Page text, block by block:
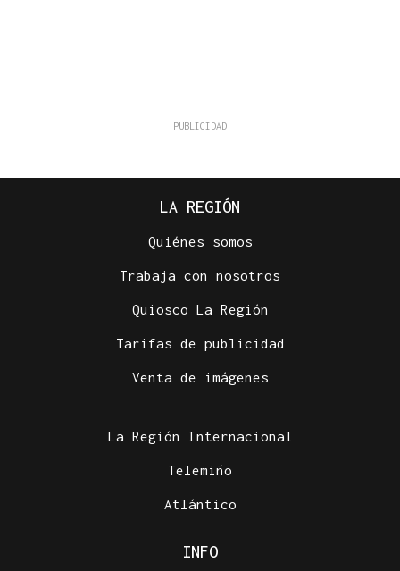
LA REGIÓN
Quiénes somos
Trabaja con nosotros
Quiosco La Región
Tarifas de publicidad
Venta de imágenes
La Región Internacional
Telemiño
Atlántico
INFO